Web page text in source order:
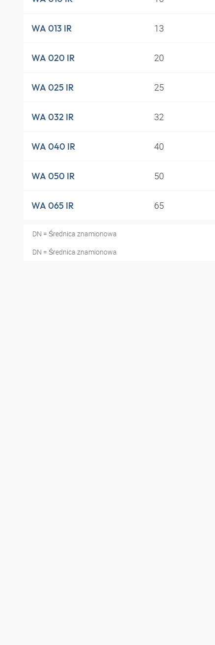
WA 013 IR 13
WA 020 IR 20
WA 025 IR 25
WA 032 IR 32
WA 040 IR 40
WA 050 IR 50
WA 065 IR 65
DN = Średnica znamionowa
DN = Średnica znamionowa